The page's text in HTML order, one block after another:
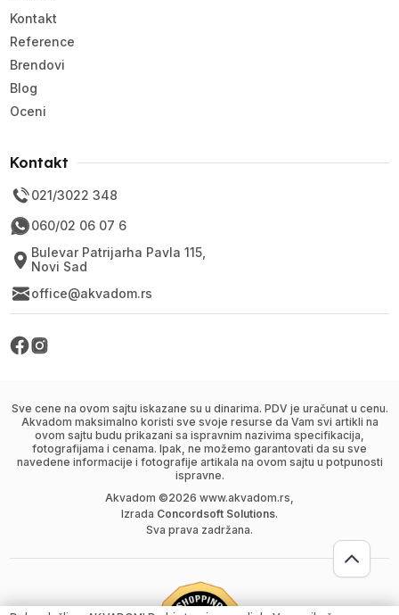
Kontakt
Reference
Brendovi
Blog
Oceni
Kontakt
021/3022 348
060/02 06 07 6
Bulevar Patrijarha Pavla 115,
Novi Sad
office@akvadom.rs
Sve cene na ovom sajtu iskazane su u dinarima. PDV je uračunat u cenu.
Akvadom maksimalno koristi sve svoje resurse da Vam svi artikli na
ovom sajtu budu prikazani sa ispravnim nazivima specifikacija,
fotografijama i cenama. Ipak, ne možemo garantovati da su sve
navedene informacije i fotografije artikala na ovom sajtu u potpunosti
ispravne.
Akvadom ©2026 www.akvadom.rs,
Izrada Concordsoft Solutions.
Sva prava zadržana.